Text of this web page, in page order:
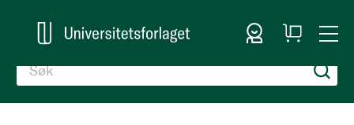
Logg inn
Handlekurv